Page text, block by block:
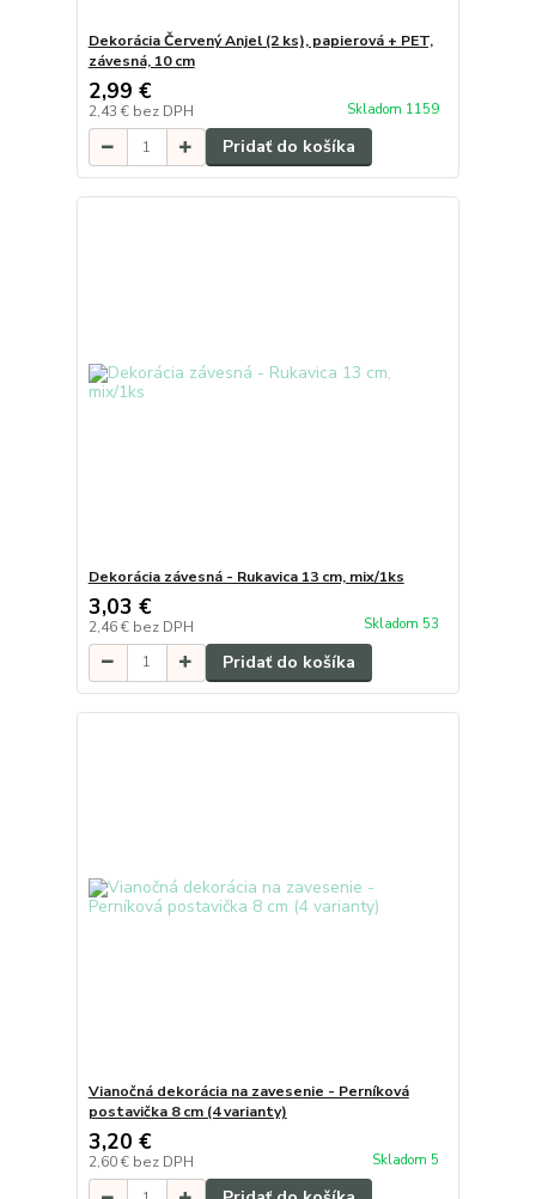
Dekorácia Červený Anjel (2 ks), papierová + PET,
závesná, 10 cm
2,99 €
2,43 € bez DPH Skladom 1159
Pridať do košíka
Dekorácia závesná - Rukavica 13 cm, mix/1ks
3,03 €
2,46 € bez DPH Skladom 53
Pridať do košíka
Vianočná dekorácia na zavesenie - Perníková
postavička 8 cm (4 varianty)
3,20 €
2,60 € bez DPH Skladom 5